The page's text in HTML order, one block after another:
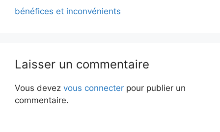
bénéfices et inconvénients
Laisser un commentaire
Vous devez vous connecter pour publier un
commentaire.